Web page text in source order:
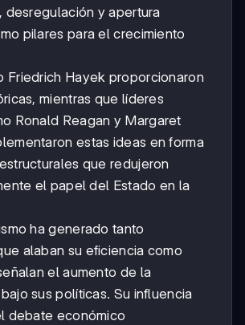
desregulación y apertura
pilares para el crecimiento
Friedrich Hayek proporcionaron
mientras que líderes
Ronald Reagan y Margaret
estas ideas en forma
que redujeron
el papel del Estado en la
ha generado tanto
alaban su eficiencia como
el aumento de la
sus políticas. Su influencia
debate económico